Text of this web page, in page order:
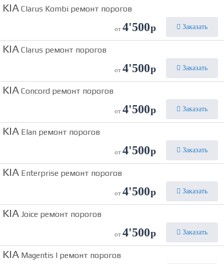
KIA Clarus Kombi ремонт порогов
от 4'500р Заказать
KIA Clarus ремонт порогов
от 4'500р Заказать
KIA Concord ремонт порогов
от 4'500р Заказать
KIA Elan ремонт порогов
от 4'500р Заказать
KIA Enterprise ремонт порогов
от 4'500р Заказать
KIA Joice ремонт порогов
от 4'500р Заказать
KIA Magentis I ремонт порогов